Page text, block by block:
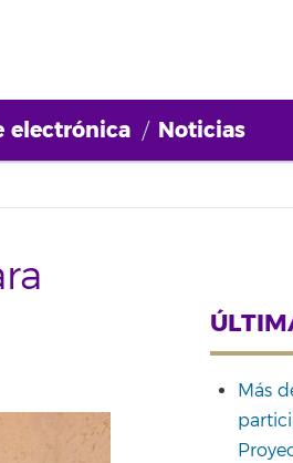
electrónica Noticias
Más